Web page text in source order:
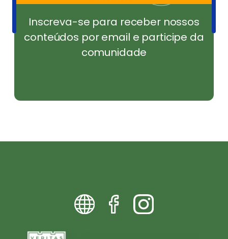
Inscreva-se para receber nossos
conteúdos por email e participe da
comunidade